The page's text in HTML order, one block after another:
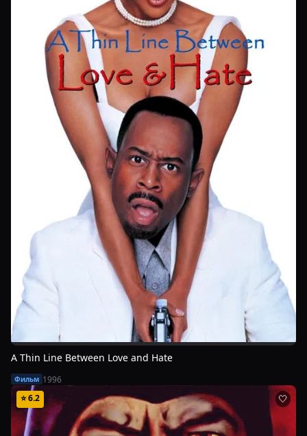
A Thin Line Between Love and Hate
Фильм 1996
⭐6.2 🤍